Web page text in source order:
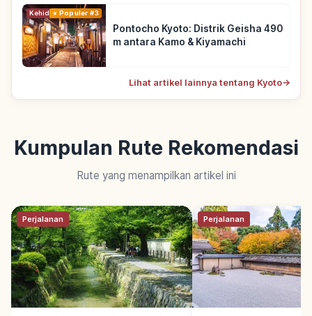
KehidupanPopuler #3
Pontocho Kyoto: Distrik Geisha 490
m antara Kamo & Kiyamachi
Lihat artikel lainnya tentang Kyoto→
Kumpulan Rute Rekomendasi
Rute yang menampilkan artikel ini
Perjalanan Perjalanan